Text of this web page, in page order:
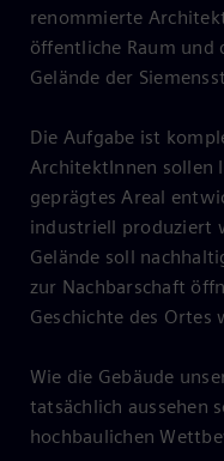
renommierte
öffentliche Raum und
Gelände der
Die Aufgabe ist
ArchitektInnen sollen
geprägtes Areal
industriell produziert
Gelände soll
zur Nachbarschaft
Geschichte des Ortes
Wie die Gebäude
tatsächlich aussehen
hochbaulichen